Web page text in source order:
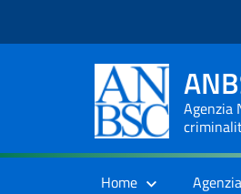
Agenzia
Home Agenzia